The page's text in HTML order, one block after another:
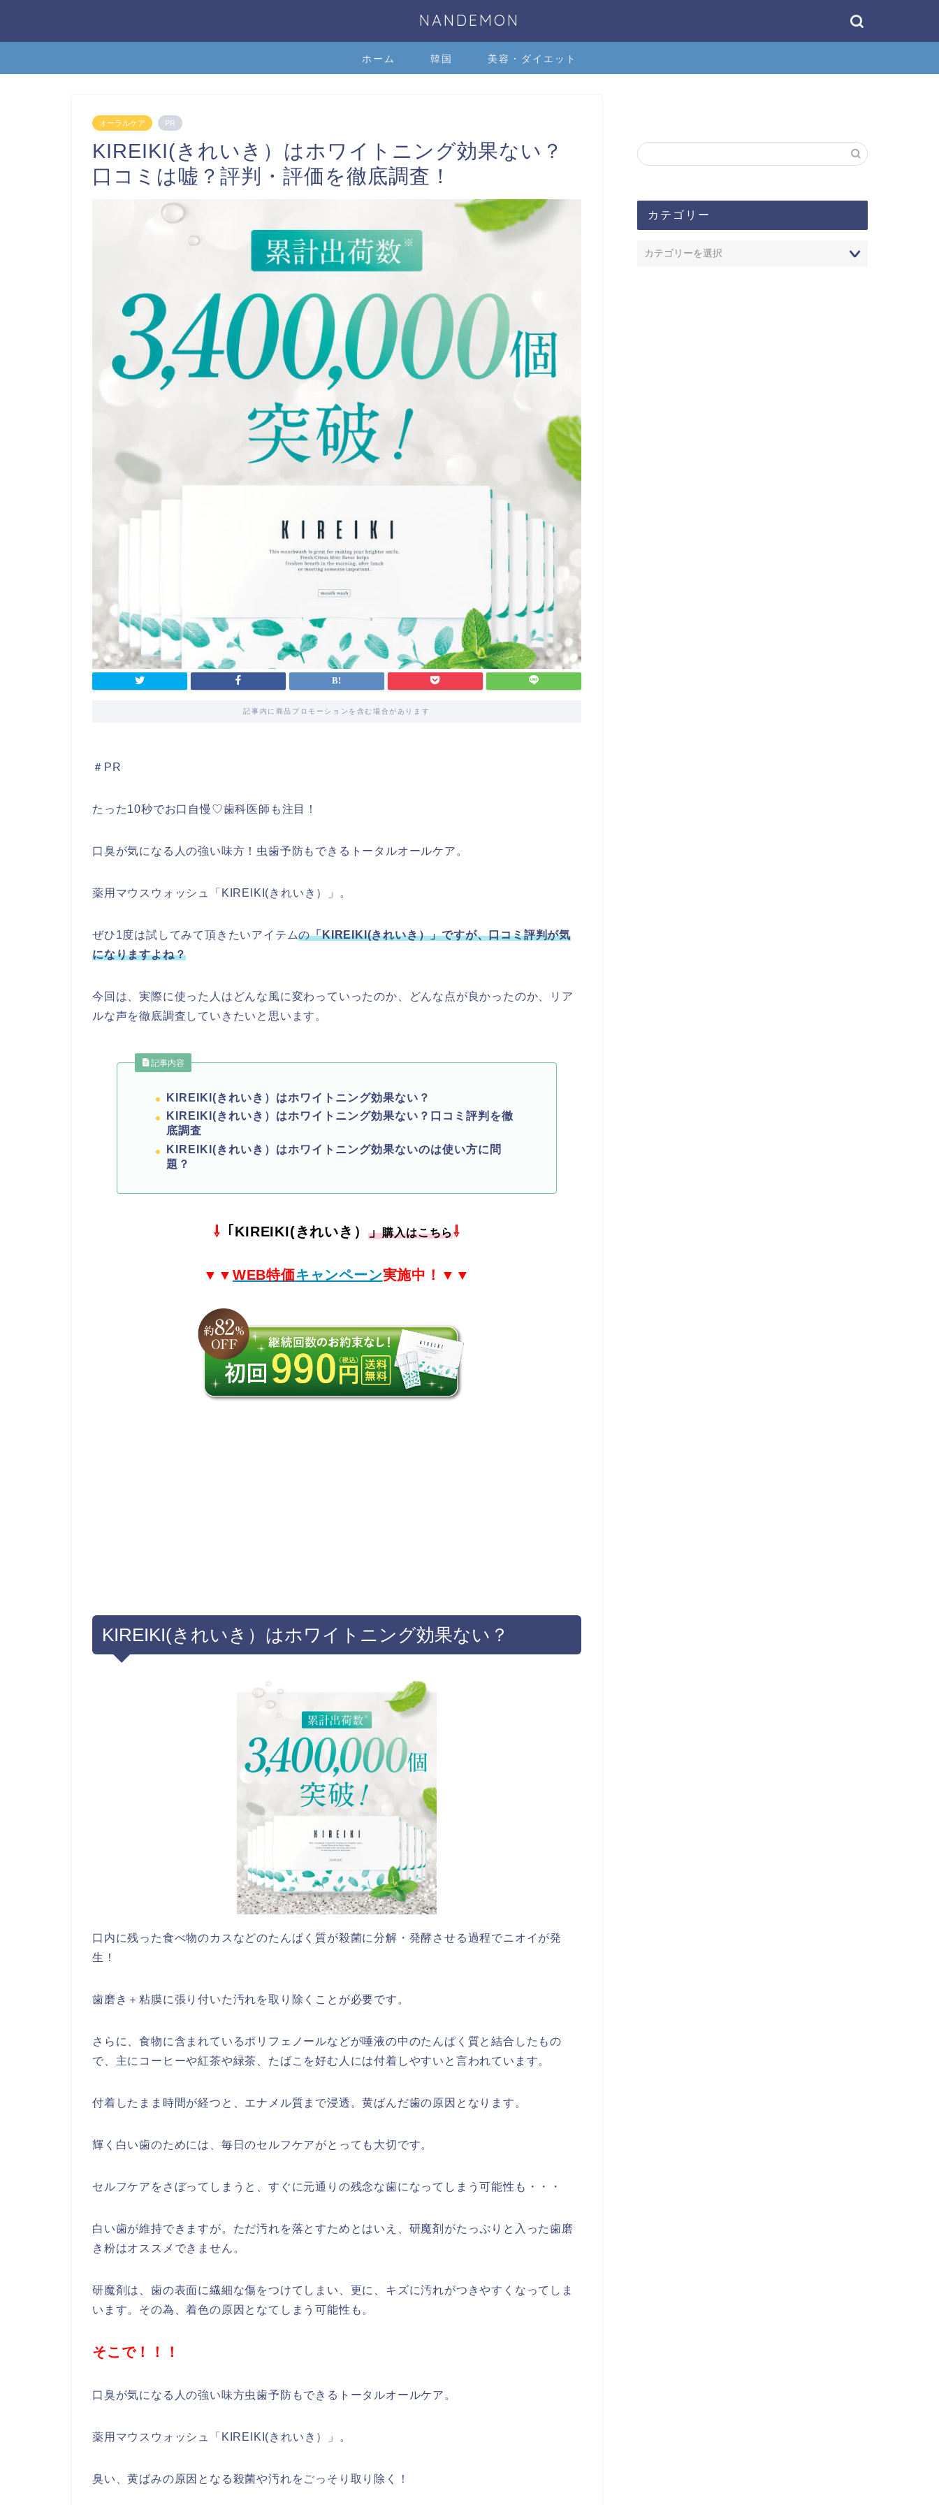
NANDEMON
ホーム 韓国 美容・ダイエット
オーラルケア PR
KIREIKI(きれいき）はホワイトニング効果ない？
口コミは嘘？評判・評価を徹底調査！
記事内に商品プロモーションを含む場合があります
＃PR
たった10秒でお口自慢♡歯科医師も注目！
口臭が気になる人の強い味方！虫歯予防もできるトータルオールケア。
薬用マウスウォッシュ「KIREIKI(きれいき）」。
ぜひ1度は試してみて頂きたいアイテムの「KIREIKI(きれいき）」ですが、口コミ評判が気
になりますよね？
今回は、実際に使った人はどんな風に変わっていったのか、どんな点が良かったのか、リア
ルな声を徹底調査していきたいと思います。
記事内容
KIREIKI(きれいき）はホワイトニング効果ない？
KIREIKI(きれいき）はホワイトニング効果ない？口コミ評判を徹
底調査
KIREIKI(きれいき）はホワイトニング効果ないのは使い方に問
題？
⇩ 「KIREIKI(きれいき） 」購入はこちら⇩
▼▼ WEB特価キャンペーン実施中！▼▼
KIREIKI(きれいき）はホワイトニング効果ない？
口内に残った食べ物のカスなどのたんぱく質が殺菌に分解・発酵させる過程でニオイが発
生！
歯磨き＋粘膜に張り付いた汚れを取り除くことが必要です。
さらに、食物に含まれているポリフェノールなどが唾液の中のたんぱく質と結合したもの
で、主にコーヒーや紅茶や緑茶、たばこを好む人には付着しやすいと言われています。
付着したまま時間が経つと、エナメル質まで浸透。黄ばんだ歯の原因となります。
輝く白い歯のためには、毎日のセルフケアがとっても大切です。
セルフケアをさぼってしまうと、すぐに元通りの残念な歯になってしまう可能性も・・・
白い歯が維持できますが。ただ汚れを落とすためとはいえ、研魔剤がたっぷりと入った歯磨
き粉はオススメできません。
研魔剤は、歯の表面に繊細な傷をつけてしまい、更に、キズに汚れがつきやすくなってしま
います。その為、着色の原因となてしまう可能性も。
そこで！！！
口臭が気になる人の強い味方虫歯予防もできるトータルオールケア。
薬用マウスウォッシュ「KIREIKI(きれいき）」。
臭い、黄ばみの原因となる殺菌や汚れをごっそり取り除く！
カテゴリー